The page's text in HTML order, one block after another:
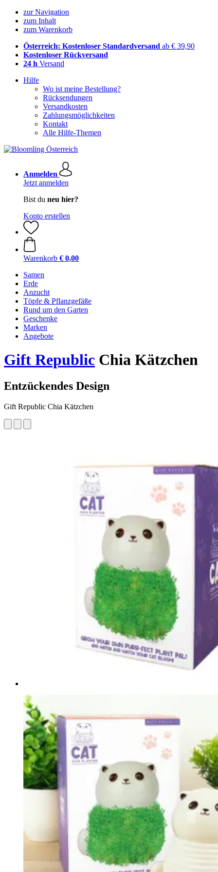
zur Navigation
zum Inhalt
zum Warenkorb
Österreich: Kostenloser Standardversand ab € 39,90
Kostenloser Rückversand
24 h Versand
Hilfe
Wo ist meine Bestellung?
Rücksendungen
Versandkosten
Zahlungsmöglichkeiten
Kontakt
Alle Hilfe-Themen
Anmelden
Jetzt anmelden
Bist du neu hier?
Konto erstellen
Warenkorb € 0,00
Samen
Erde
Anzucht
Töpfe & Pflanzgefäße
Rund um den Garten
Geschenke
Marken
Angebote
Gift Republic Chia Kätzchen
Entzückendes Design
Gift Republic Chia Kätzchen